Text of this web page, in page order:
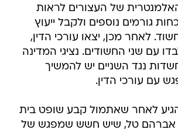
האלמנטרית של העצורים לראות
גורמים נוספים ולקבל ייעוץ
לאחר מכן, יצאו עורכי הדין,
עם שני החשודים. נציגי המדינה
נגד השניים יש להמשיך
עם עורכי הדין.
הגיע לאחר שאתמול קבע שופט בית
אברהם טל, שיש חשש שמפגש של